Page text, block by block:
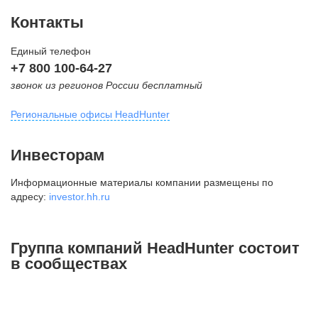
Контакты
Единый телефон
+7 800 100-64-27
звонок из регионов России бесплатный
Региональные офисы HeadHunter
внутригородская территория
Муниципальный округ Тверской,
2-я Брестская ул., д. 48,
+7 495 980-64-27
Инвесторам
Информационные материалы компании размещены по
адресу: investor.hh.ru
Группа компаний HeadHunter состоит
в сообществах